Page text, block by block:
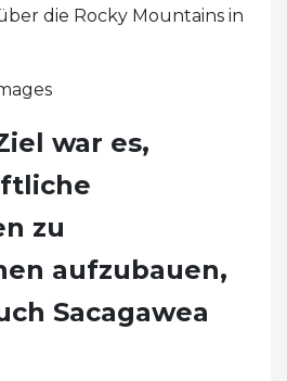
die Rocky Mountains in
war es,
zu
aufzubauen,
Sacagawea